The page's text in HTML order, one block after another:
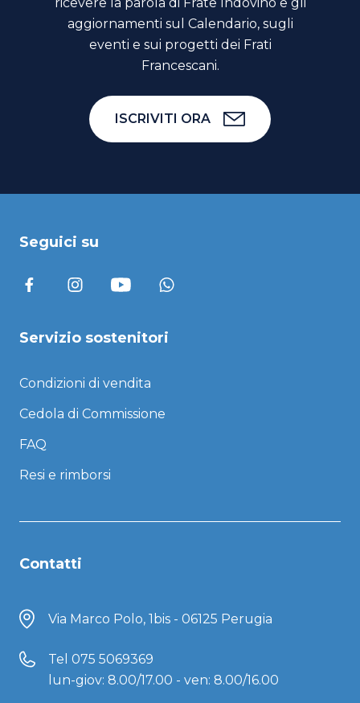
aggiornamenti sul Calendario, sugli
eventi e sui progetti dei Frati
Francescani.
ISCRIVITI ORA
Seguici su
Servizio sostenitori
Condizioni di vendita
Cedola di Commissione
FAQ
Resi e rimborsi
Contatti
Via Marco Polo, 1bis - 06125 Perugia
Tel 075 5069369
lun-giov: 8.00/17.00 - ven: 8.00/16.00